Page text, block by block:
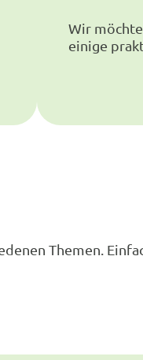
Wir
einige
Themen.